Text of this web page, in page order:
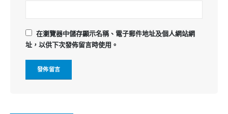
在瀏覽器中儲存顯示名稱、電子郵件地址及個人網站網
址，以供下次發佈留言時使用。